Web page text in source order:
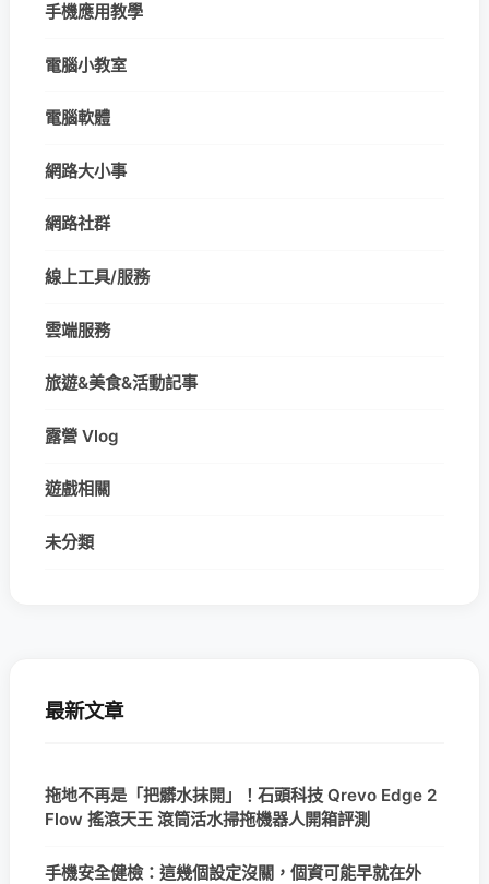
手機應用教學
電腦小教室
電腦軟體
網路大小事
網路社群
線上工具/服務
雲端服務
旅遊&美食&活動記事
露營 Vlog
遊戲相關
未分類
最新文章
拖地不再是「把髒水抹開」！石頭科技 Qrevo Edge 2
Flow 搖滾天王 滾筒活水掃拖機器人開箱評測
手機安全健檢：這幾個設定沒關，個資可能早就在外